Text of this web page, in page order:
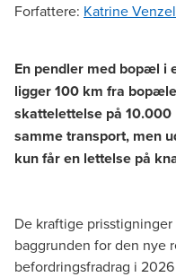
Forfattere: Katrine
En pendler med bopæl i
ligger 100 km fra
skattelettelse på
samme transport, men
kun får en lettelse på
De kraftige
baggrunden for den nye
befordringsfradrag i